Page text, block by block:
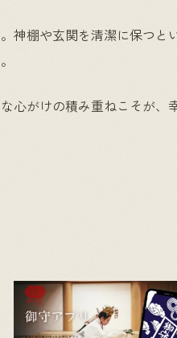
神棚や玄関を清潔に保つと
心がけの積み重ねこそが、